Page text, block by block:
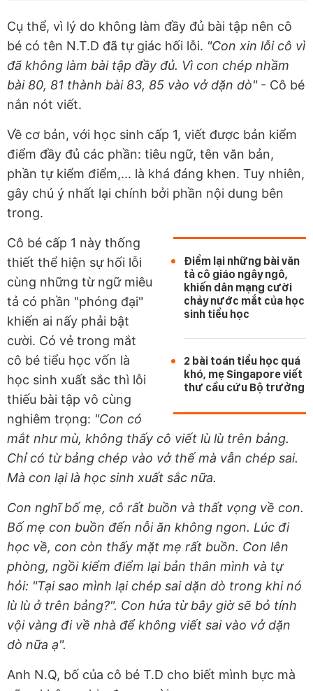
Cụ thể, vì lý do không làm đầy đủ bài tập nên cô
bé có tên N.T.D đã tự giác hối lỗi. "Con xin lỗi cô vì
đã không làm bài tập đầy đủ. Vì con chép nhầm
bài 80, 81 thành bài 83, 85 vào vở dặn dò" - Cô bé
nắn nót viết.
Về cơ bản, với học sinh cấp 1, viết được bản kiểm
điểm đầy đủ các phần: tiêu ngữ, tên văn bản,
phần tự kiểm điểm,... là khá đáng khen. Tuy nhiên,
gây chú ý nhất lại chính bởi phần nội dung bên
trong.
Điểm lại những bài văn
tả cô giáo ngây ngô,
khiến dân mạng cười
chảy nước mắt của học
sinh tiểu học
2 bài toán tiểu học quá
khó, mẹ Singapore viết
thư cầu cứu Bộ trưởng
Cô bé cấp 1 này thống
thiết thể hiện sự hối lỗi
cùng những từ ngữ miêu
tả có phần "phóng đại"
khiến ai nấy phải bật
cười. Có vẻ trong mắt
cô bé tiểu học vốn là
học sinh xuất sắc thì lỗi
thiếu bài tập vô cùng
nghiêm trọng: "Con có
mắt như mù, không thấy cô viết lù lù trên bảng.
Chỉ có từ bảng chép vào vở thế mà vẫn chép sai.
Mà con lại là học sinh xuất sắc nữa.
Con nghĩ bố mẹ, cô rất buồn và thất vọng về con.
Bố mẹ con buồn đến nỗi ăn không ngon. Lúc đi
học về, con còn thấy mặt mẹ rất buồn. Con lên
phòng, ngồi kiểm điểm lại bản thân mình và tự
hỏi: "Tại sao mình lại chép sai dặn dò trong khi nó
lù lù ở trên bảng?". Con hứa từ bây giờ sẽ bỏ tính
vội vàng đi về nhà để không viết sai vào vở dặn
dò nữa ạ".
Anh N.Q, bố của cô bé T.D cho biết mình bực mà